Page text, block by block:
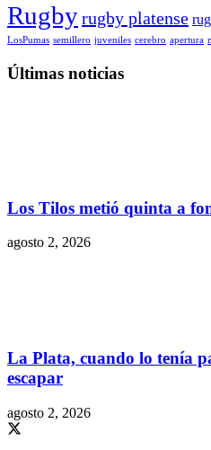
Rugbyrugby platense
LosPumas semillero juveniles cerebro apertura
Últimas noticias
Los Tilos metió quinta a
agosto 2, 2026
La Plata, cuando lo tenía
escapar
agosto 2, 2026